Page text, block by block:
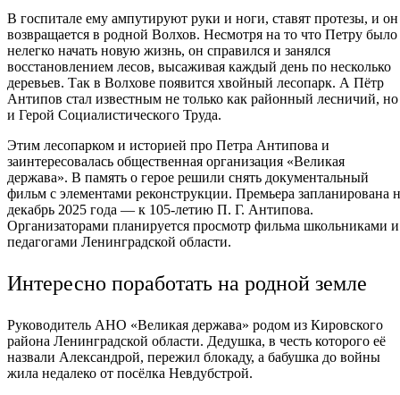
В госпитале ему ампутируют руки и ноги, ставят протезы, и он
возвращается в родной Волхов. Несмотря на то что Петру было
нелегко начать новую жизнь, он справился и занялся
восстановлением лесов, высаживая каждый день по несколько
деревьев. Так в Волхове появится хвойный лесопарк. А Пётр
Антипов стал известным не только как районный лесничий, но
и Герой Социалистического Труда.
Этим лесопарком и историей про Петра Антипова и
заинтересовалась общественная организация «Великая
держава». В память о герое решили снять документальный
фильм с элементами реконструкции. Премьера запланирована
декабрь 2025 года — к 105-летию П. Г. Антипова.
Организаторами планируется просмотр фильма школьниками и
педагогами Ленинградской области.
Интересно поработать на родной земле
Руководитель АНО «Великая держава» родом из Кировского
района Ленинградской области. Дедушка, в честь которого её
назвали Александрой, пережил блокаду, а бабушка до войны
жила недалеко от посёлка Невдубстрой.